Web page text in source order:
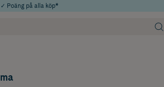
✓ Poäng på alla köp*